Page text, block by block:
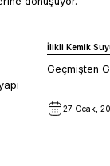
İlikli Kemik
Geçmişten
27 Ocak,